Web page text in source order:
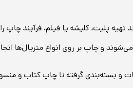
پلیت، کلیشه یا فیلم، فرآیند چاپ را
و چاپ بر روی انواع متریال‌ها
و بسته‌بندی گرفته تا چاپ کتاب و